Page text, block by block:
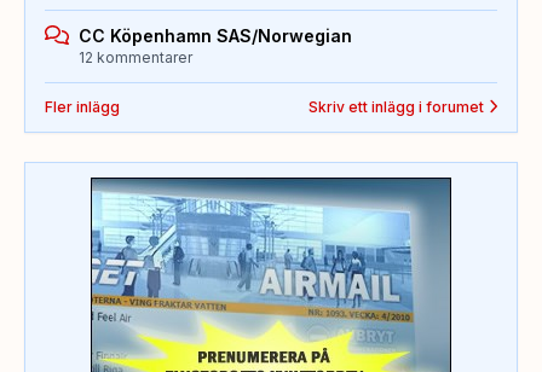
CC Köpenhamn SAS/Norwegian
12 kommentarer
Fler inlägg Skriv ett inlägg i forumet